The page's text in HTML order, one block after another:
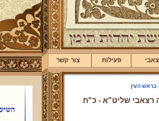
פעילות צור קשר
בראש העין
רצאבי שליט"א - כ"ח